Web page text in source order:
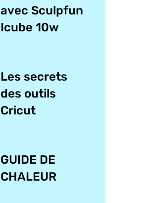
avec Sculpfun
Icube 10w
Les secrets
des outils
Cricut
GUIDE DE
CHALEUR